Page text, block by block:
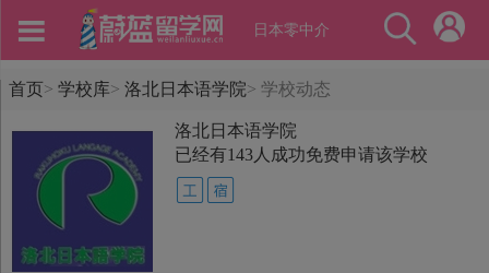
日本零中介
首页> 学校库> 洛北日本语学院> 学校动态
洛北日本语学院
已经有143 人成功免费申请该学校